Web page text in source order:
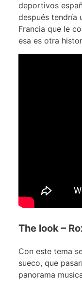
deportivos
después tendría
Francia que le
esa es otra
The look –
Con este tema
sueco, que
panorama